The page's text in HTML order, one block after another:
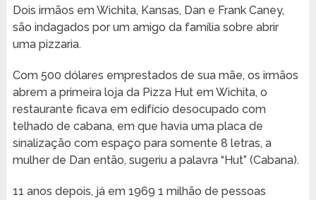
Dois irmãos em Wichita, Kansas, Dan e Frank Caney,
são indagados por um amigo da família sobre abrir
uma pizzaria.
Com 500 dólares emprestados de sua mãe, os irmãos
abrem a primeira loja da Pizza Hut em Wichita, o
restaurante ficava em edifício desocupado com
telhado de cabana, em que havia uma placa de
sinalização com espaço para somente 8 letras, a
mulher de Dan então, sugeriu a palavra “Hut” (Cabana).
11 anos depois, já em 1969 1 milhão de pessoas